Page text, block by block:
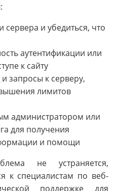
сервера и убедиться, что
аутентификации или
к сайту
запросы к серверу,
лимитов
администратором или
для получения
и помощи
не устраняется,
к специалистам по веб-
поддержке для